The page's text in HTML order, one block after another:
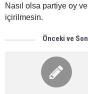
Nasıl olsa partiye oy
içirilmesin.
Önceki ve